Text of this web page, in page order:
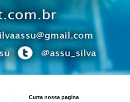
Curta nossa pagina